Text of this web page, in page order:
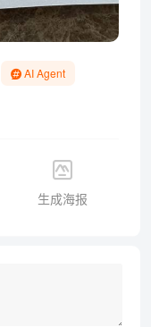
AI Agent
生成海报